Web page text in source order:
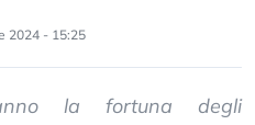
2024 - 15:25
la fortuna degli